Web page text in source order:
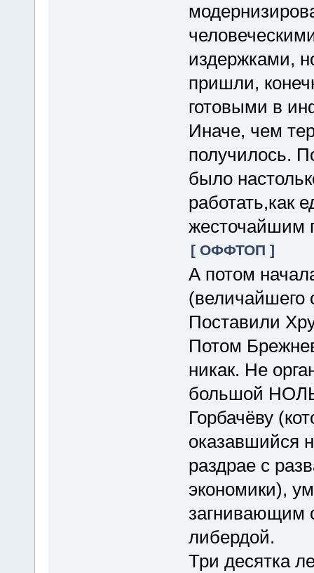
издержками,
пришли,
готовыми в
Иначе, чем
получилось.
было
работать,как
жесточайшим
[ ОФФТОП ]
А потом
(величайшего
Поставили
Потом
никак. Не
большой
Горбачёву
оказавшийся
раздрае с
экономики),
загнивающим
либердой.
Три десятка